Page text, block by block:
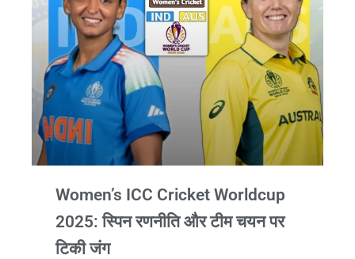
Women’s ICC Cricket Worldcup
2025: स्पिन रणनीति और टीम चयन पर
टिकी जंग